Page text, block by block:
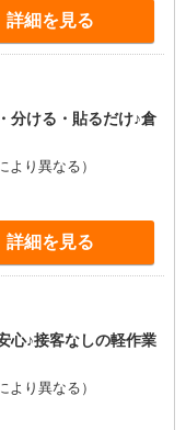
詳細を見る
分ける・貼るだけ♪倉
より異なる）
詳細を見る
心♪接客なしの軽作業
より異なる）